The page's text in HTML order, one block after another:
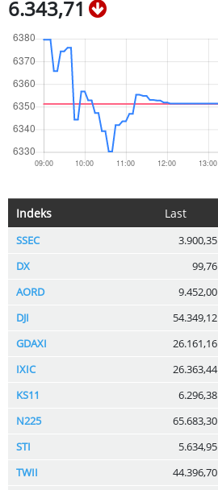
6.343,71
Indeks Last
SSEC 3.900,35
DX 99,76
AORD 9.452,00
DJI 54.349,12
GDAXI 26.161,16
IXIC 26.363,44
KS11 6.296,38
N225 65.683,30
STI 5.634,95
TWII 44.396,70